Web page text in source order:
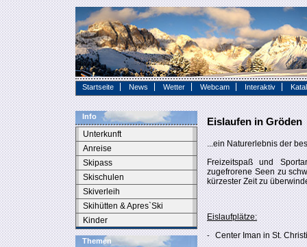
Startseite News Wetter Webcam Interaktiv
Eislaufen in Gröden
...ein Naturerlebnis der
Freizeitspaß und
zugefrorene Seen zu
kürzester Zeit zu
Eislaufplätze:
- Center Iman in St.
Info
Unterkunft
Anreise
Skipass
Skischulen
Skiverleih
Skihütten & Apres`Ski
Kinder
Themen